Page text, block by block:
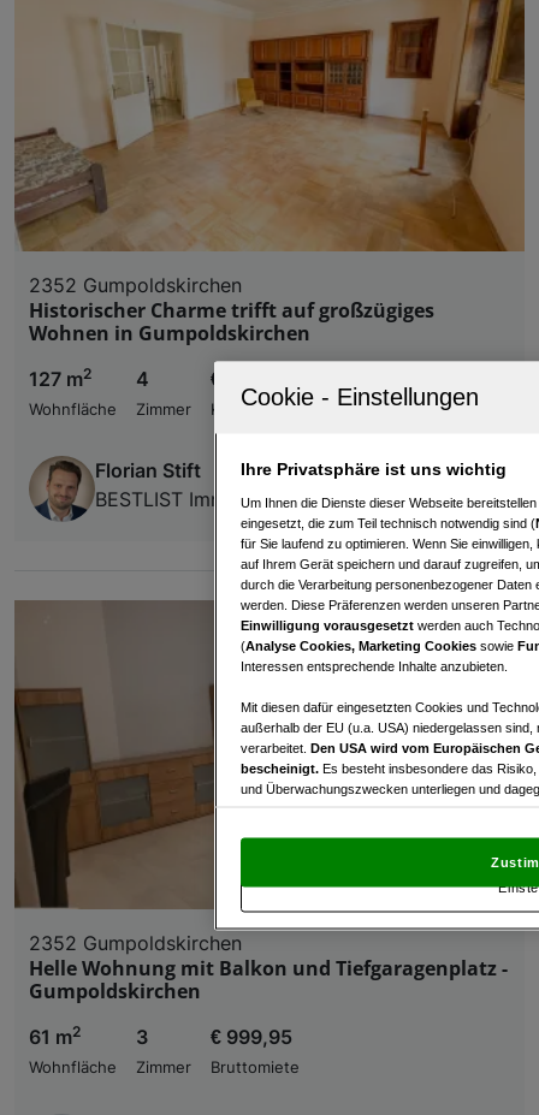
2352 Gumpoldskirchen
Historischer Charme trifft auf großzügiges
Wohnen in Gumpoldskirchen
127 m2
Wohnfläche
4
Zimmer
€ 250.000,00
Kaufpreis
Florian Stift
BESTLIST Immobilien GmbH
2352 Gumpoldskirchen
Helle Wohnung mit Balkon und Tiefgaragenplatz -
Gumpoldskirchen
61 m2
Wohnfläche
3
Zimmer
€ 999,95
Bruttomiete
Ihre Privatsphäre ist uns wichtig
Um Ihnen die Dienste dieser Webseite
eingesetzt, die zum Teil technisch notwendig sind (
für Sie laufend zu optimieren. Wenn Sie
auf Ihrem Gerät speichern und darauf zugreifen,
durch die Verarbeitung personenbezogener
werden. Diese Präferenzen werden unseren
Einwilligung vorausgesetzt werden auch
(Analyse Cookies, Marketing Cookies sowie
Interessen entsprechende Inhalte anzubieten.
Mit diesen dafür eingesetzten Cookies und
außerhalb der EU (u.a. USA) niedergelassen
verarbeitet. Den USA wird vom Europäischen
bescheinigt. Es besteht insbesondere das
und Überwachungszwecken unterliegen und
und Widerspruch gegen die Verarbeitung auf der
„Cookie Einstellungen“, die sich auf jeder Seite
Wir und unsere Partner
und der Performance von Inhalten,
Liste der Partner (Lieferanten)